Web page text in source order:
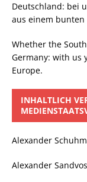
Deutschland: bei
aus einem bunten
Whether the
Germany: with us
Europe.
INHALTLICH
Alexander
Alexander